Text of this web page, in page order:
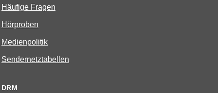
Häufige Fragen
Hörproben
Medienpolitik
Sendernetztabellen
DRM